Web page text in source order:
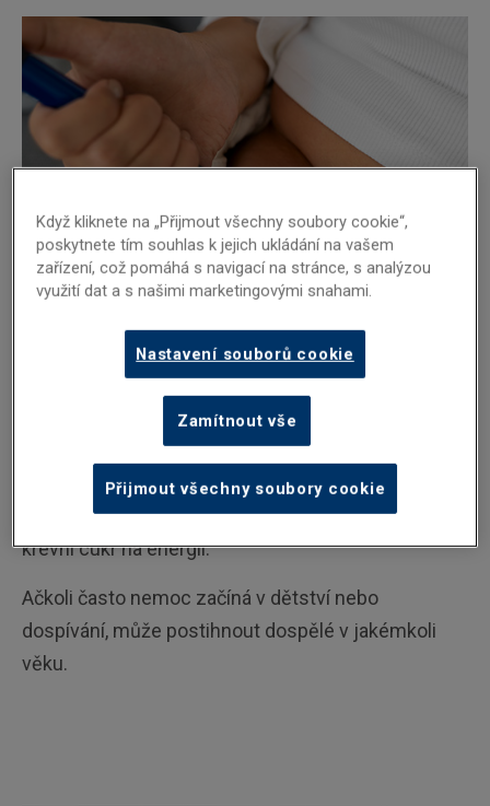
Co je diabetes 1. typu?
Diabetes 1. typu je chronické onemocnění, při
kterém imunitní systém omylem napadá a ničí
buňky slinivky břišní produkující inzulin. To
znamená, že tělo již inzulin nevytváří. Inzulin je
životně důležitý hormon, který pomáhá přeměňovat
krevní cukr na energii.
Ačkoli často nemoc začíná v dětství nebo
dospívání, může postihnout dospělé v jakémkoli
věku.
Když kliknete na „Přijmout všechny soubory cookie“,
poskytnete tím souhlas k jejich ukládání na vašem
zařízení, což pomáhá s navigací na stránce, s analýzou
využití dat a s našimi marketingovými snahami.
Nastavení souborů cookie
Zamítnout vše
Přijmout všechny soubory cookie